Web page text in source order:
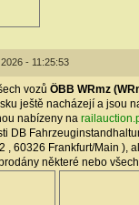
- 11:25:53
vozů ÖBB WRmz
ještě nacházejí a jsou
nabízeny na
DB
, 60326 Frankfurt/Main ),
některé nebo